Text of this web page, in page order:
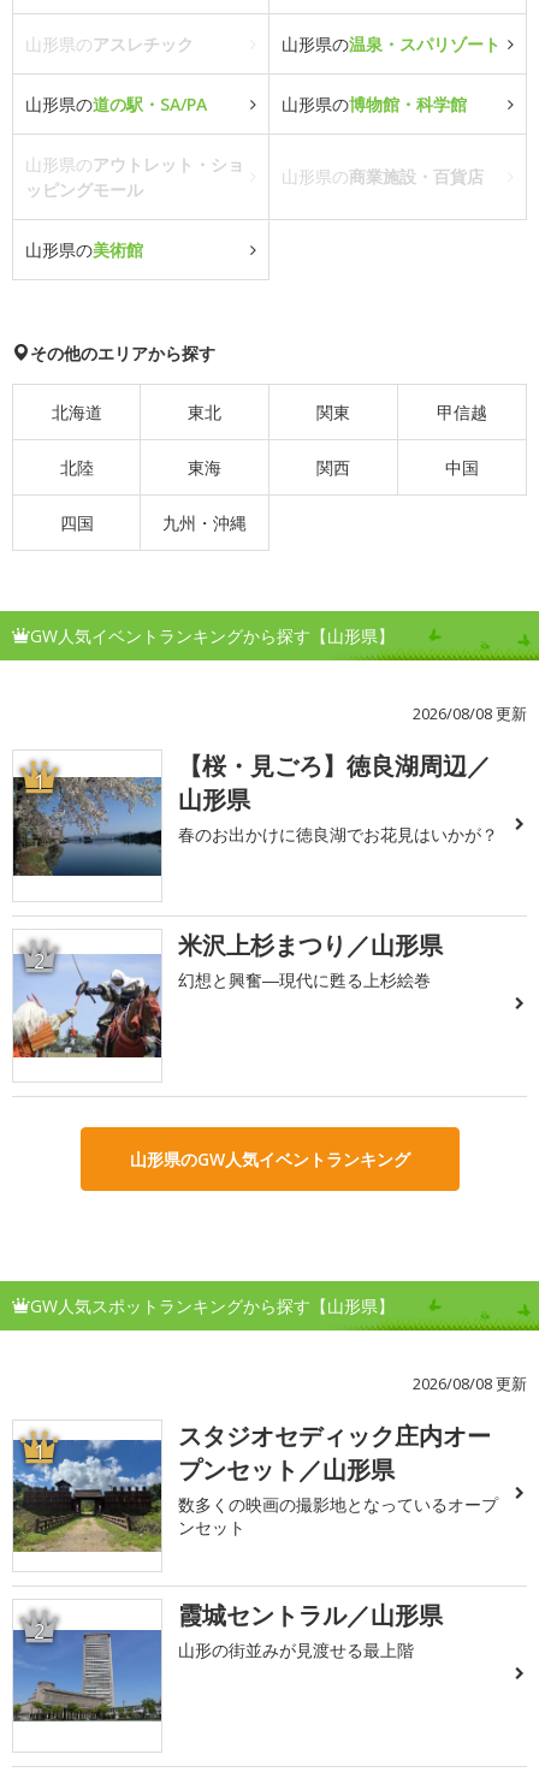
山形県のアスレチック 山形県の温泉・スパリゾート
山形県の道の駅・SA/PA 山形県の博物館・科学館
山形県のアウトレット・ショ
ッピングモール
山形県の商業施設・百貨店
山形県の美術館
その他のエリアから探す
北海道 東北 関東 甲信越
北陸 東海 関西 中国
四国 九州・沖縄
GW人気イベントランキングから探す【山形県】
2026/08/08 更新
1
【桜・見ごろ】徳良湖周辺／
山形県
春のお出かけに徳良湖でお花見はいかが？
2 米沢上杉まつり／山形県
幻想と興奮―現代に甦る上杉絵巻
山形県のGW人気イベントランキング
GW人気スポットランキングから探す【山形県】
2026/08/08 更新
1
スタジオセディック庄内オー
プンセット／山形県
数多くの映画の撮影地となっているオープ
ンセット
2 霞城セントラル／山形県
山形の街並みが見渡せる最上階